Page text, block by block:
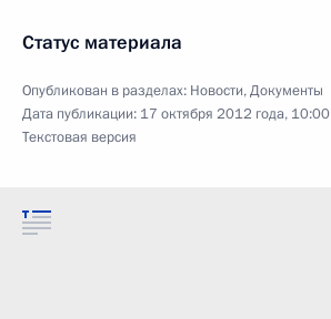
Статус материала
Опубликован в разделах: Новости,Документы
Дата публикации: 17 октября 2012 года, 10:00
Текстовая версия